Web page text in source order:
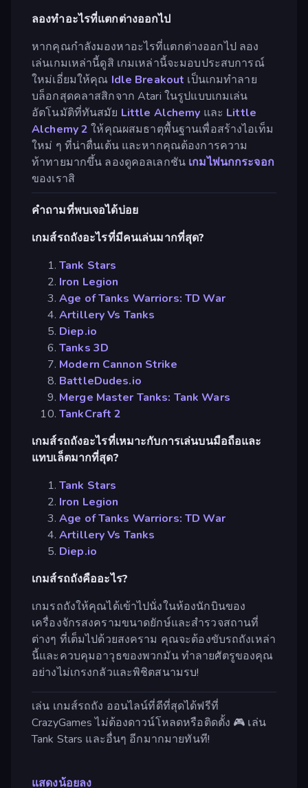
ลองทำอะไรที่แตกต่างออกไป
หากคุณกำลังมองหาอะไรที่แตกต่างออกไป ลอง
เล่นเกมเหล่านี้ดูสิ เกมเหล่านี้จะมอบประสบการณ์
ใหม่เอี่ยมให้คุณ Idle Breakout เป็นเกมทำลาย
บล็อกสุดคลาสสิกจาก Atari ในรูปแบบเกมเล่น
อัตโนมัติที่ทันสมัย Little Alchemy และ Little
Alchemy 2 ให้คุณผสมธาตุพื้นฐานเพื่อสร้างไอเท็ม
ใหม่ ๆ ที่น่าตื่นเต้น และหากคุณต้องการความ
ท้าทายมากขึ้น ลองดูคอลเลกชัน เกมไพ่นกกระจอก
ของเราสิ
คำถามที่พบเจอได้บ่อย
เกมส์รถถังอะไรที่มีคนเล่นมากที่สุด?
Tank Stars
Iron Legion
Age of Tanks Warriors: TD War
Artillery Vs Tanks
Diep.io
Tanks 3D
Modern Cannon Strike
BattleDudes.io
Merge Master Tanks: Tank Wars
TankCraft 2
เกมส์รถถังอะไรที่เหมาะกับการเล่นบนมือถือและ
แทบเล็ตมากที่สุด?
Tank Stars
Iron Legion
Age of Tanks Warriors: TD War
Artillery Vs Tanks
Diep.io
เกมส์รถถังคืออะไร?
เกมรถถังให้คุณได้เข้าไปนั่งในห้องนักบินของ
เครื่องจักรสงครามขนาดยักษ์และสำรวจสถานที่
ต่างๆ ที่เต็มไปด้วยสงคราม คุณจะต้องขับรถถังเหล่า
นี้และควบคุมอาวุธของพวกมัน ทำลายศัตรูของคุณ
อย่างไม่เกรงกลัวและพิชิตสนามรบ!
เล่น เกมส์รถถัง ออนไลน์ที่ดีที่สุดได้ฟรีที่
CrazyGames ไม่ต้องดาวน์โหลดหรือติดตั้ง 🎮 เล่น
Tank Stars และอื่นๆ อีกมากมายทันที!
แสดงน้อยลง